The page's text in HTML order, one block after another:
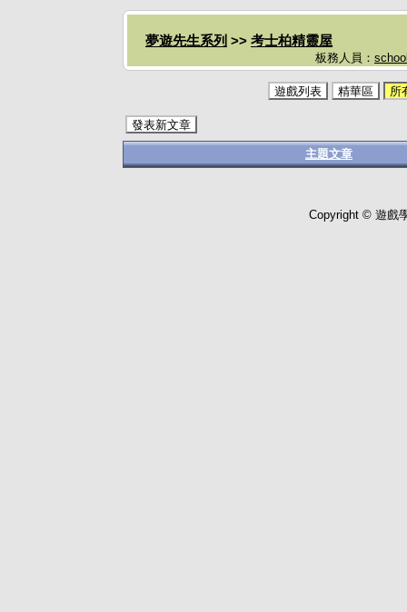
夢遊先生系列 >> 考士柏精靈屋
板務人員：
遊戲列表 精華區 所
發表新文章
主題文章
Copyright © 遊戲